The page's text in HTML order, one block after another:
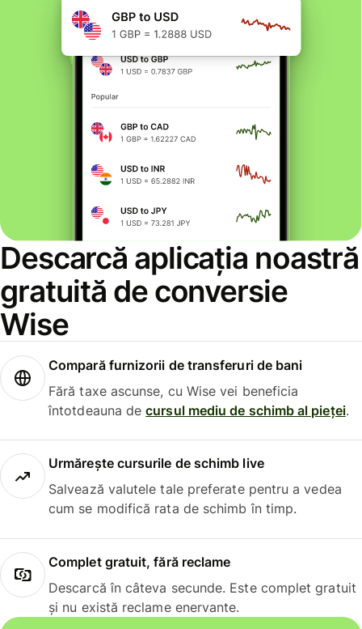
Descarcă aplicația noastră
gratuită de conversie
Wise
Compară furnizorii de transferuri de bani
Fără taxe ascunse, cu Wise vei beneficia
întotdeauna decursul mediu de schimb al pieței.
Urmărește cursurile de schimb live
Salvează valutele tale preferate pentru a vedea
cum se modifică rata de schimb în timp.
Complet gratuit, fără reclame
Descarcă în câteva secunde. Este complet gratuit
și nu există reclame enervante.